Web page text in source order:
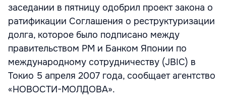
заседании в пятницу одобрил проект закона о
ратификации Соглашения о реструктуризации
долга, которое было подписано между
правительством РМ и Банком Японии по
международному сотрудничеству (JBIC) в
Токио 5 апреля 2007 года, сообщает агентство
«НОВОСТИ-МОЛДОВА».